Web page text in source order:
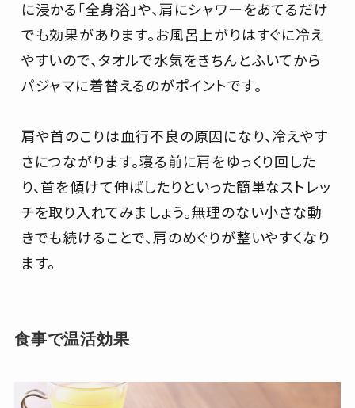
に浸かる「全身浴」や、肩にシャワーをあてるだけ
でも効果があります。お風呂上がりはすぐに冷え
やすいので、タオルで水気をきちんとふいてから
パジャマに着替えるのがポイントです。
肩や首のこりは血行不良の原因になり、冷えやす
さにつながります。寝る前に肩をゆっくり回した
り、首を傾けて伸ばしたりといった簡単なストレッ
チを取り入れてみましょう。無理のない小さな動
きでも続けることで、肩のめぐりが整いやすくなり
ます。
食事で温活効果